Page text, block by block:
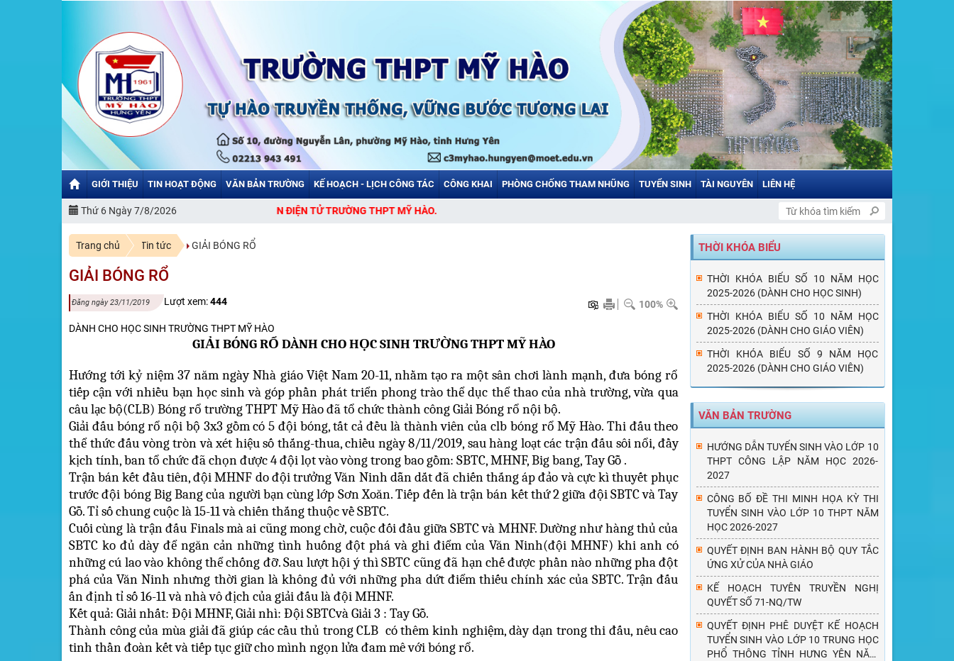
GIỚI THIỆU TIN HOẠT ĐỘNG VĂN BẢN TRƯỜNG KẾ HOẠCH - LỊCH CÔNG TÁC CÔNG KHAI PHÒNG CHỐNG THAM NHŨNG TUYỂN SINH TÀI NGUYÊN LIÊN HỆ
Thứ 6 Ngày 7/8/2026
BẠN ĐẾN VỚI CỔNG THÔNG TIN ĐIỆN TỬ TRƯỜNG THPT MỸ HÀO.
Trang chủ Tin tức GIẢI BÓNG RỔ
GIẢI BÓNG RỔ
Đăng ngày 23/11/2019 Lượt xem:444 100%
DÀNH CHO HỌC SINH TRƯỜNG THPT MỸ HÀO
GIẢI BÓNG RỔ DÀNH CHO HỌC SINH TRƯỜNG THPT MỸ HÀO
Hướng tới kỷ niệm 37 năm ngày Nhà giáo Việt Nam 20-11, nhằm tạo ra một sân chơi lành mạnh, đưa bóng rổ
tiếp cận với nhiều bạn học sinh và góp phần phát triển phong trào thể dục thể thao của nhà trường, vừa qua
câu lạc bộ(CLB) Bóng rổ trường THPT Mỹ Hào đã tổ chức thành công Giải Bóng rổ nội bộ.
Giải đấu bóng rổ nội bộ 3x3 gồm có 5 đội bóng, tất cả đều là thành viên của clb bóng rổ Mỹ Hào. Thi đấu theo
thể thức đấu vòng tròn và xét hiệu số thắng-thua, chiều ngày 8/11/2019, sau hàng loạt các trận đấu sôi nổi, đầy
kịch tính, ban tổ chức đã chọn được 4 đội lọt vào vòng trong bao gồm: SBTC, MHNF, Big bang, Tay Gỗ .
Trậnbán kết đầu tiên, đội MHNF do đội trưởng Văn Ninh dẫn dắt đã chiến thắng áp đảo và cực kì thuyết phục
trước đội bóng Big Bang của người bạn cùng lớp Sơn Xoăn. Tiếp đến là trận bán kết thứ 2 giữa đội SBTC và Tay
Gỗ. Tỉ số chung cuộc là 15-11 và chiến thắng thuộc về SBTC.
Cuối cùng là trận đấu Finals mà ai cũng mong chờ, cuộc đối đầu giữa SBTC và MHNF. Dường như hàng thủ của
SBTC ko đủ dày để ngăn cản những tình huống đột phá và ghi điểm của Văn Ninh(đội MHNF) khi anh có
những cú lao vào không thể chống đỡ. Sau lượt hội ý thì SBTC cũng đã hạn chế được phần nào những pha đột
phá của Văn Ninh nhưng thời gian là không đủ với những pha dứt điểm thiếu chính xác của SBTC. Trận đấu
ấn định tỉ số 16-11 và nhà vô địch của giải đấu là đội MHNF.
Kết quả: Giải nhất: Đội MHNF, Giải nhì: Đội SBTCvà Giải 3 : Tay Gỗ.
Thành công của mùa giải đã giúp các cầu thủ trong CLB có thêm kinh nghiệm, dày dạn trong thi đấu, nêu cao
tinh thần đoàn kết và tiếp tục giữ cho mình ngọn lửa đam mê với bóng rổ.
THỜI KHÓA BIỂU
THỜI KHÓA BIỂU SỐ 10 NĂM HỌC
2025-2026 (DÀNH CHO HỌC SINH)
THỜI KHÓA BIỂU SỐ 10 NĂM HỌC
2025-2026 (DÀNH CHO GIÁO VIÊN)
THỜI KHÓA BIỂU SỐ 9 NĂM HỌC
2025-2026 (DÀNH CHO GIÁO VIÊN)
VĂN BẢN TRƯỜNG
HƯỚNG DẪN TUYỂN SINH VÀO LỚP 10
THPT CÔNG LẬP NĂM HỌC 2026-
2027
CÔNG BỐ ĐỀ THI MINH HỌA KỲ THI
TUYỂN SINH VÀO LỚP 10 THPT NĂM
HỌC 2026-2027
QUYẾT ĐỊNH BAN HÀNH BỘ QUY TẮC
ỨNG XỬ CỦA NHÀ GIÁO
KẾ HOẠCH TUYÊN TRUYỀN NGHỊ
QUYẾT SỐ 71-NQ/TW
QUYẾT ĐỊNH PHÊ DUYỆT KẾ HOẠCH
TUYỂN SINH VÀO LỚP 10 TRUNG HỌC
PHỔ THÔNG TỈNH HƯNG YÊN NĂM